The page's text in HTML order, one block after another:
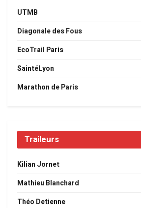
UTMB
Diagonale des Fous
EcoTrail Paris
SaintéLyon
Marathon de Paris
Traileurs
Kilian Jornet
Mathieu Blanchard
Théo Detienne